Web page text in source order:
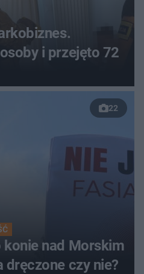
22
konie nad Morskim
dręczone czy nie?